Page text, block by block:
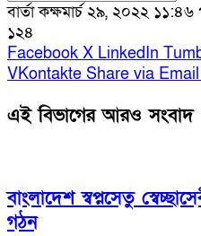
বার্তা কক্ষমার্চ ২৯, ২০২২ ১১:৪৬
১২৪
Facebook X LinkedIn
VKontakte Share via Email
এই বিভাগের আরও সংবাদ
বাংলাদেশ স্বপ্নসেতু
গঠন